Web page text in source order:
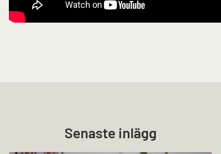
Senaste inlägg